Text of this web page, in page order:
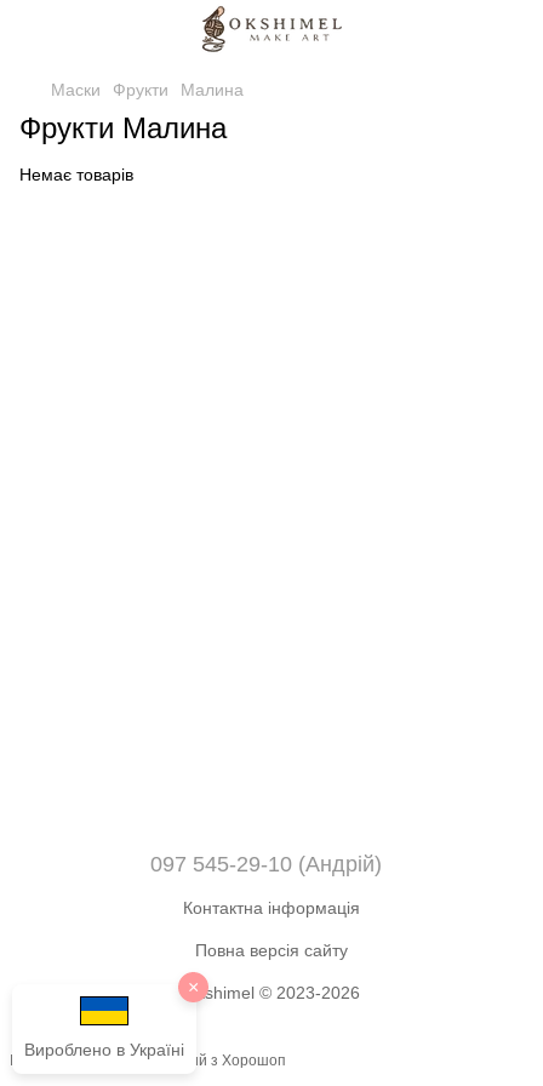
Вироблено в Україні
×
Маски Фрукти Малина
Фрукти Малина
Немає товарів
097 545-29-10 (Андрій)
Контактна інформація
Повна версія сайту
Okshimel © 2023-2026
Інтернет-магазин створений з Хорошоп